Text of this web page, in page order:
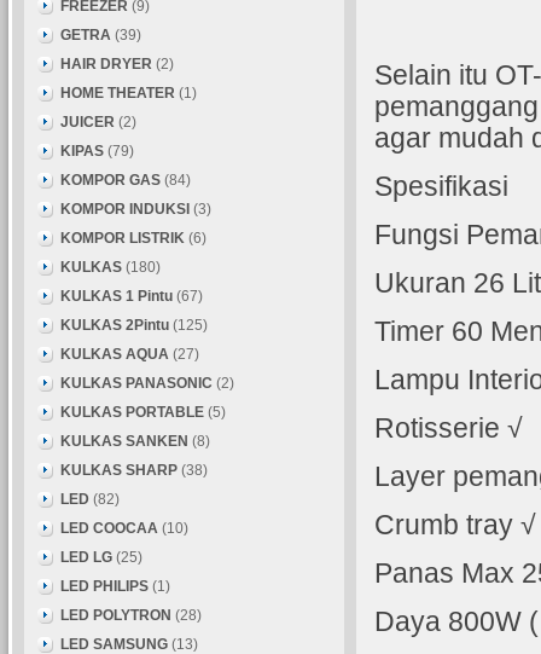
Selain itu
agar mudah
Spesifikasi
Fungsi
Ukuran 26
Timer 60
Lampu
Rotisserie √
Layer
Crumb tray √
Panas Max
Daya 800W
FREEZER (9)
GETRA (39)
HAIR DRYER (2)
HOME THEATER (1)
JUICER (2)
KIPAS (79)
KOMPOR GAS (84)
KOMPOR INDUKSI (3)
KOMPOR LISTRIK (6)
KULKAS (180)
KULKAS 1 Pintu (67)
KULKAS 2Pintu (125)
KULKAS AQUA (27)
KULKAS PANASONIC (2)
KULKAS PORTABLE (5)
KULKAS SANKEN (8)
KULKAS SHARP (38)
LED (82)
LED COOCAA (10)
LED LG (25)
LED PHILIPS (1)
LED POLYTRON (28)
LED SAMSUNG (13)